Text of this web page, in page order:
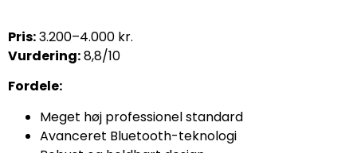
Pris:3.200–4.000 kr.
Vurdering:8,8/10
Fordele:
Meget høj professionel standard
Avanceret Bluetooth-teknologi